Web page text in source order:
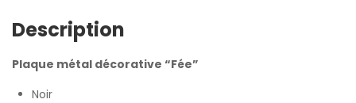
Description
Plaque métal décorative “Fée”
Noir